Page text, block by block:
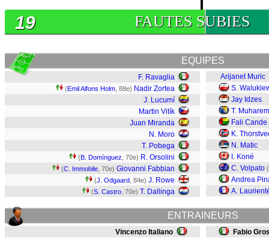
FAUTES SUBIES
19
EQUIPES
F. Ravaglia
(Emil Alfons Holm , 88e) Nadir Zortea
J. Lucumí
Martin Vitík
Juan Miranda
N. Moro
T. Pobega
(B. Domínguez , 70e) R. Orsolini
(C. Immobile , 70e) Giovanni Fabbian
(J. Odgaard , 84e) J. Rowe
(S. Castro , 70e) T. Dallinga
Arijanet Muric
S.
Jay Idzes
T.
Fali Cande
K.
N. Matic
I. Koné
C. Volpato (
Andrea
A.
ENTRAINEURS
Vincenzo Italiano Fabio